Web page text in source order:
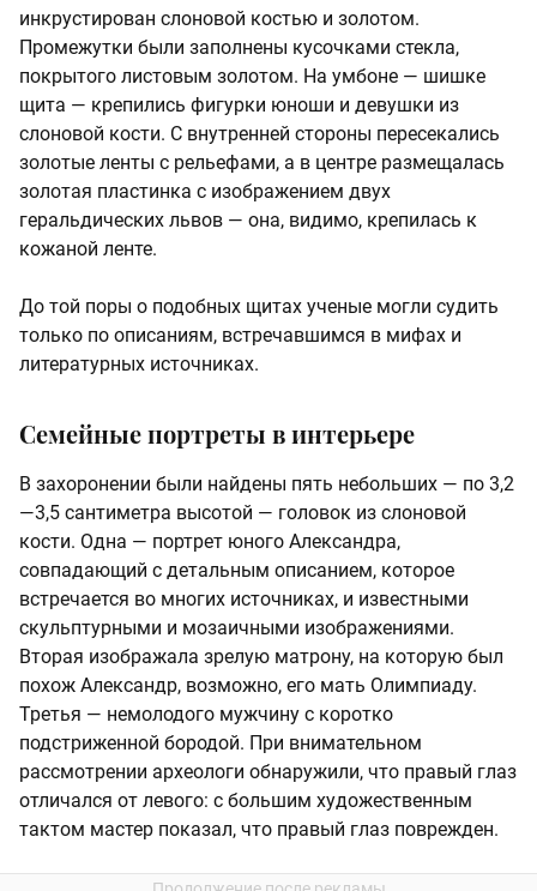
инкрустирован слоновой костью и золотом.
Промежутки были заполнены кусочками стекла,
покрытого листовым золотом. На умбоне — шишке
щита — крепились фигурки юноши и девушки из
слоновой кости. С внутренней стороны пересекались
золотые ленты с рельефами, а в центре размещалась
золотая пластинка с изображением двух
геральдических львов — она, видимо, крепилась к
кожаной ленте.
До той поры о подобных щитах ученые могли судить
только по описаниям, встречавшимся в мифах и
литературных источниках.
Семейные портреты в интерьере
В захоронении были найдены пять небольших — по 3,2
—3,5 сантиметра высотой — головок из слоновой
кости. Одна — портрет юного Александра,
совпадающий с детальным описанием, которое
встречается во многих источниках, и известными
скульптурными и мозаичными изображениями.
Вторая изображала зрелую матрону, на которую был
похож Александр, возможно, его мать Олимпиаду.
Третья — немолодого мужчину с коротко
подстриженной бородой. При внимательном
рассмотрении археологи обнаружили, что правый глаз
отличался от левого: с большим художественным
тактом мастер показал, что правый глаз поврежден.